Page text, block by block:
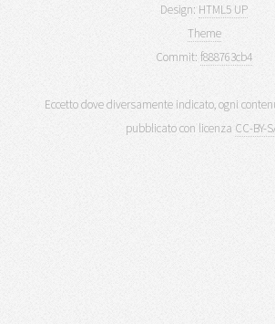
Design: HTML5 UP
Theme
Commit: f888763cb4
Eccetto dove diversamente indicato, ogni
pubblicato con licenza CC-BY-